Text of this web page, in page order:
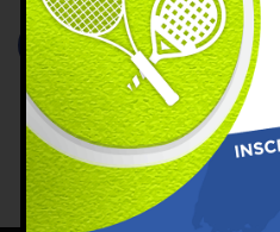
Leer más